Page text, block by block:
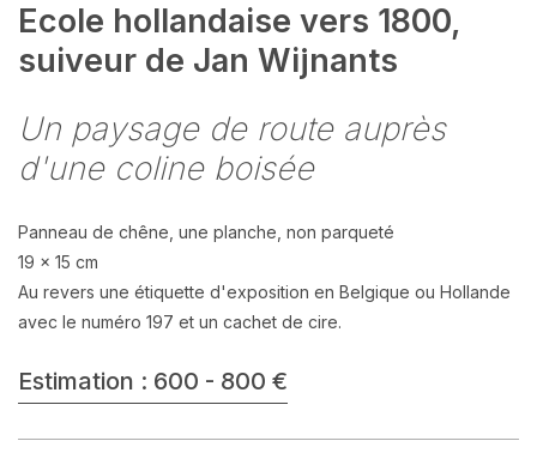
Ecole hollandaise vers 1800,
suiveur de Jan Wijnants
Un paysage de route auprès
d'une coline boisée
Panneau de chêne, une planche, non parqueté
19 x 15 cm
Au revers une étiquette d'exposition en Belgique ou Hollande
avec le numéro 197 et un cachet de cire.
Estimation : 600 - 800 €